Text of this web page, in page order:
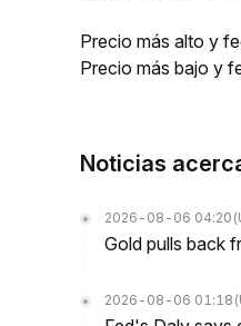
Precio más alto y
Precio más bajo y
Noticias
2026-08-06 04:20
Gold pulls back
2026-08-06 01:18